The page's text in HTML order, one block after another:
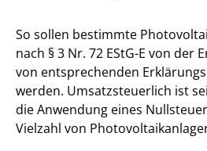
So sollen bestimmte
nach § 3 Nr. 72 EStG-E von der
von entsprechenden
werden. Umsatzsteuerlich ist
die Anwendung eines
Vielzahl von